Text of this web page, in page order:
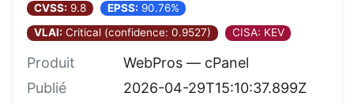
CVSS: 9.8 EPSS: 90.76%
VLAI: Critical (confidence: 0.9527) CISA: KEV
Produit
WebPros — cPanel
Publié
2026-04-29T15:10:37.899Z